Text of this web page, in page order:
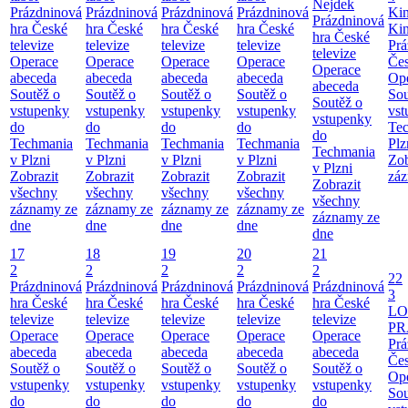
Prázdninová
hra České
televize
Operace
abeceda
Soutěž o
vstupenky
do
Techmania
v Plzni
Zobrazit
všechny
záznamy ze
dne
Prázdninová
hra České
televize
Operace
abeceda
Soutěž o
vstupenky
do
Techmania
v Plzni
Zobrazit
všechny
záznamy ze
dne
Prázdninová
hra České
televize
Operace
abeceda
Soutěž o
vstupenky
do
Techmania
v Plzni
Zobrazit
všechny
záznamy ze
dne
Prázdninová
hra České
televize
Operace
abeceda
Soutěž o
vstupenky
do
Techmania
v Plzni
Zobrazit
všechny
záznamy ze
dne
Nejdek
Prázdninová
hra České
televize
Operace
abeceda
Soutěž o
vstupenky
do
Techmania
v Plzni
Zobrazit
všechny
záznamy ze
dne
17
2
Prázdninová
hra České
televize
Operace
abeceda
Soutěž o
vstupenky
do
18
2
Prázdninová
hra České
televize
Operace
abeceda
Soutěž o
vstupenky
do
19
2
Prázdninová
hra České
televize
Operace
abeceda
Soutěž o
vstupenky
do
20
2
Prázdninová
hra České
televize
Operace
abeceda
Soutěž o
vstupenky
do
21
2
Prázdninová
hra České
televize
Operace
abeceda
Soutěž o
vstupenky
do
22
3